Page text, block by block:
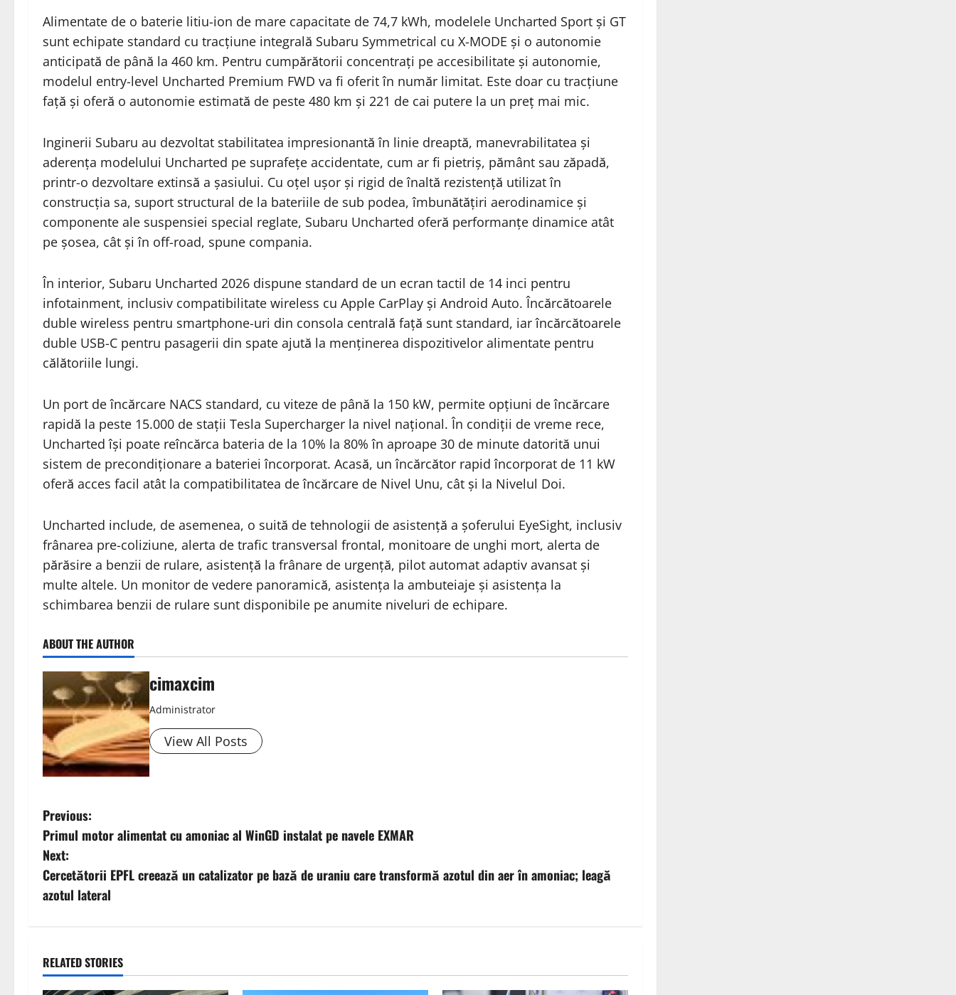
Alimentate de o baterie litiu-ion de mare capacitate de 74,7 kWh, modelele Uncharted Sport și GT
sunt echipate standard cu tracțiune integrală Subaru Symmetrical cu X-MODE și o autonomie
anticipată de până la 460 km. Pentru cumpărătorii concentrați pe accesibilitate și autonomie,
modelul entry-level Uncharted Premium FWD va fi oferit în număr limitat. Este doar cu tracțiune
față și oferă o autonomie estimată de peste 480 km și 221 de cai putere la un preț mai mic.
Inginerii Subaru au dezvoltat stabilitatea impresionantă în linie dreaptă, manevrabilitatea și
aderența modelului Uncharted pe suprafețe accidentate, cum ar fi pietriș, pământ sau zăpadă,
printr-o dezvoltare extinsă a șasiului. Cu oțel ușor și rigid de înaltă rezistență utilizat în
construcția sa, suport structural de la bateriile de sub podea, îmbunătățiri aerodinamice și
componente ale suspensiei special reglate, Subaru Uncharted oferă performanțe dinamice atât
pe șosea, cât și în off-road, spune compania.
În interior, Subaru Uncharted 2026 dispune standard de un ecran tactil de 14 inci pentru
infotainment, inclusiv compatibilitate wireless cu Apple CarPlay și Android Auto. Încărcătoarele
duble wireless pentru smartphone-uri din consola centrală față sunt standard, iar încărcătoarele
duble USB-C pentru pasagerii din spate ajută la menținerea dispozitivelor alimentate pentru
călătoriile lungi.
Un port de încărcare NACS standard, cu viteze de până la 150 kW, permite opțiuni de încărcare
rapidă la peste 15.000 de stații Tesla Supercharger la nivel național. În condiții de vreme rece,
Uncharted își poate reîncărca bateria de la 10% la 80% în aproape 30 de minute datorită unui
sistem de precondiționare a bateriei încorporat. Acasă, un încărcător rapid încorporat de 11 kW
oferă acces facil atât la compatibilitatea de încărcare de Nivel Unu, cât și la Nivelul Doi.
Uncharted include, de asemenea, o suită de tehnologii de asistență a șoferului EyeSight, inclusiv
frânarea pre-coliziune, alerta de trafic transversal frontal, monitoare de unghi mort, alerta de
părăsire a benzii de rulare, asistență la frânare de urgență, pilot automat adaptiv avansat și
multe altele. Un monitor de vedere panoramică, asistența la ambuteiaje și asistența la
schimbarea benzii de rulare sunt disponibile pe anumite niveluri de echipare.
ABOUT THE AUTHOR
cimaxcim
Administrator
View All Posts
P
o
s
t
a
Previous:
Primul motor alimentat cu amoniac al WinGD instalat pe navele EXMAR
Next:
Cercetătorii EPFL creează un catalizator pe bază de uraniu care transformă azotul din aer în amoniac; leagă
azotul lateral
RELATED STORIES